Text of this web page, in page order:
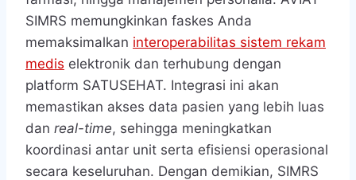
SIMRS memungkinkan faskes Anda
memaksimalkan interoperabilitas sistem rekam
medis elektronik dan terhubung dengan
platform SATUSEHAT. Integrasi ini akan
memastikan akses data pasien yang lebih luas
dan real-time, sehingga meningkatkan
koordinasi antar unit serta efisiensi operasional
secara keseluruhan. Dengan demikian, SIMRS